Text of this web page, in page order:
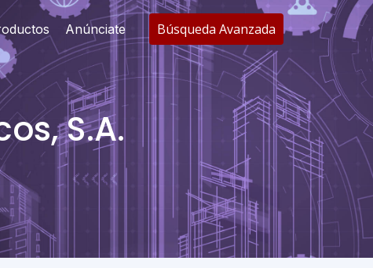
Anúnciate Búsqueda Avanzada
S.A.